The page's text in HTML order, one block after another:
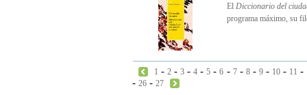
El Diccionario del
programa máximo, su
1 -2 -3 -4 -5 -6 - 7- 8- 9- 10- 11 -
- 26 - 27